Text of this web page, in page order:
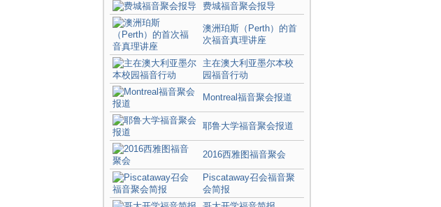
费城福音聚会报导
澳洲珀斯（Perth）的首
次福音真理讲座
主在澳大利亚墨尔本校
园福音行动
Montreal福音聚会报道
耶鲁大学福音聚会报道
2016西雅图福音聚会
Piscataway召会福音聚
会简报